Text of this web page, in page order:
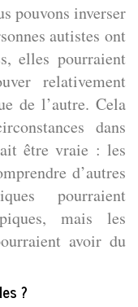
pouvons inverser
autistes ont
elles pourraient
relativement
de l’autre. Cela
dans
être vraie : les
d’autres
pourraient
mais les
avoir du
?